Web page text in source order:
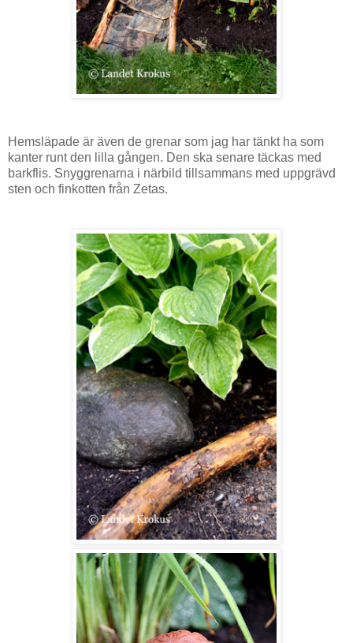
Hemsläpade är även de grenar som jag har tänkt ha som
kanter runt den lilla gången. Den ska senare täckas med
barkflis. Snyggrenarna i närbild tillsammans med uppgrävd
sten och finkotten från Zetas.